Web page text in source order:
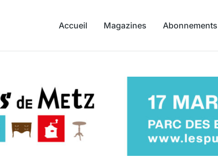
Accueil Magazines Abonnements